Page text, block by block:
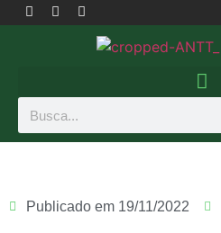
Publicado em 19/11/2022